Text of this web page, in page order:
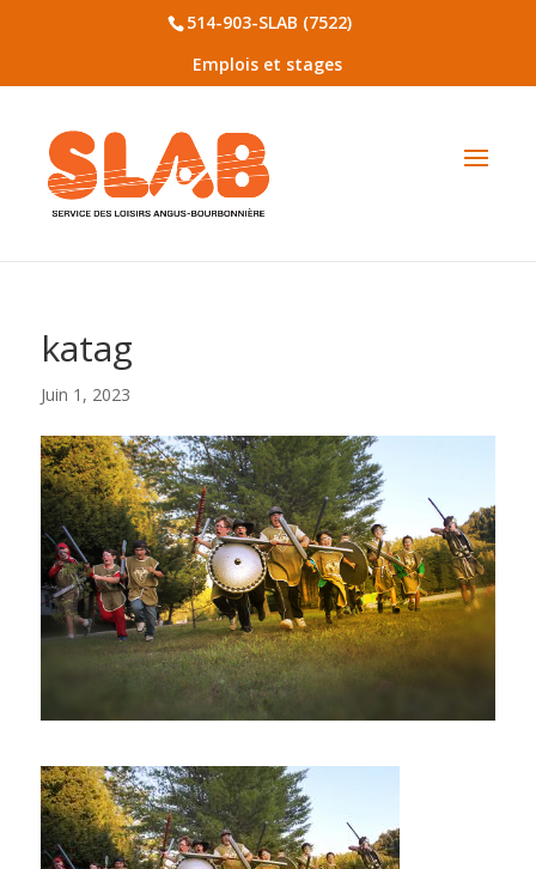
514-903-SLAB (7522)
Emplois et stages
katag
Juin 1, 2023